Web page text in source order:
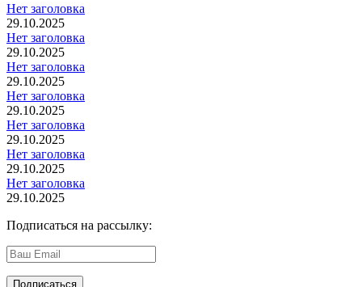
Нет заголовка
29.10.2025
Нет заголовка
29.10.2025
Нет заголовка
29.10.2025
Нет заголовка
29.10.2025
Нет заголовка
29.10.2025
Нет заголовка
29.10.2025
Нет заголовка
29.10.2025
Подписаться на рассылку: